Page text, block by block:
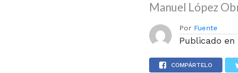
Manuel López
Por Fuente
Publicado en
COMPÁRTELO